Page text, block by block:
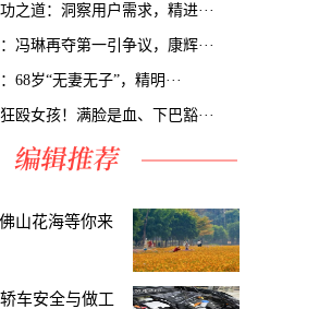
之道：洞察用户需求，精进···
冯琳再夺第一引争议，康辉···
68岁“无妻无子”，精明···
殴女孩！满脸是血、下巴豁···
山花海等你来
车安全与做工